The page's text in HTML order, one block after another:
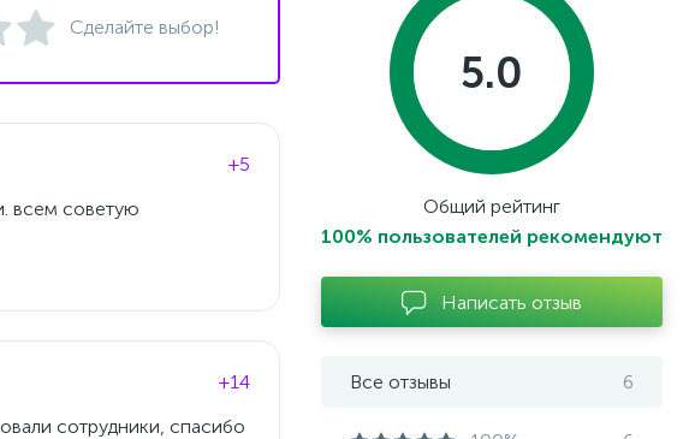
Сделайте выбор!
+5
всем советую
+14
сотрудники, спасибо
5.0
Общий рейтинг
100% пользователей рекомендуют
Написать отзыв
Все отзывы 6